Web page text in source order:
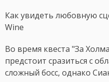
Как увидеть любовную
Wine
Во время квеста "За
предстоит сразиться с
сложный босс, однако